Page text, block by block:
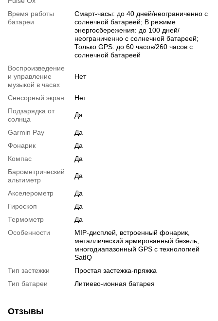
Время работы
батареи
Смарт-часы: до 40 дней/неограниченно с
солнечной батареей; В режиме
энергосбережения: до 100 дней/
неограниченно с солнечной батареей;
Только GPS: до 60 часов/260 часов с
солнечной батареей
Воспроизведение
и управление
музыкой в часах
Нет
Сенсорный экран
Нет
Подзарядка от
солнца
Да
Garmin Pay
Да
Фонарик
Да
Компас
Да
Барометрический
альтиметр
Да
Акселерометр
Да
Гироскоп
Да
Термометр
Да
Особенности
MIP-дисплей, встроенный фонарик,
металлический армированный безель,
многодиапазонный GPS с технологией
SatIQ
Тип застежки
Простая застежка-пряжка
Тип батареи
Литиево-ионная батарея
Отзывы